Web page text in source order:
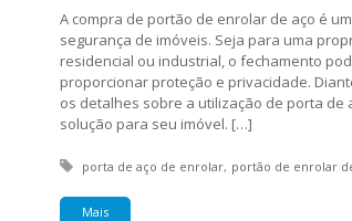
A compra de portão de enrolar de aço é
segurança de imóveis. Seja para uma
residencial ou industrial, o fechamento
proporcionar proteção e privacidade.
os detalhes sobre a utilização de porta de
solução para seu imóvel. […]
Tagged with:
porta de aço de enrolar portão de enrolar
Mais